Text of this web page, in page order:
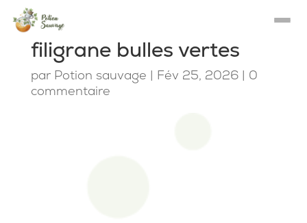
filigrane bulles vertes
par Potion sauvage | Fév 25, 2026| 0
commentaire